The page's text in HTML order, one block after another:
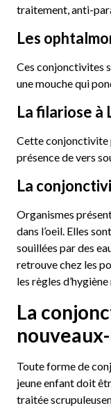
traitement, anti-
Les
Ces conjonctivites
une mouche qui
La filariose à
Cette conjonctivite
présence de vers
La
Organismes
dans l’oeil. Elles
souillées par des
retrouve chez les
les règles
La
Toute forme de
jeune enfant doit
traitée